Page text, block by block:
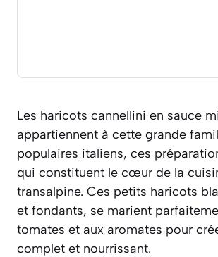
Les haricots cannellini en sauce
appartiennent à cette grande
populaires italiens, ces
qui constituent le cœur de la
transalpine. Ces petits haricots
et fondants, se marient
tomates et aux aromates pour
complet et nourrissant.